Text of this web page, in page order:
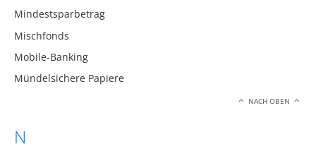
Mindestsparbetrag
Mischfonds
Mobile-Banking
Mündelsichere Papiere
NACH OBEN
N